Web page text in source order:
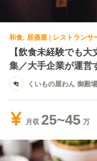
【飲食未経験でも
集／大手企業が運営
くいもの屋わん 御殿
月収 25~45